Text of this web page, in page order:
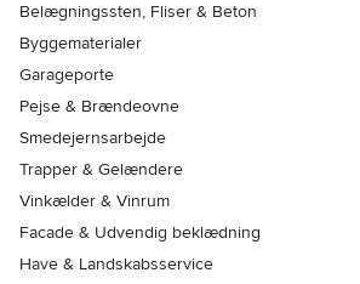
Belægningssten, Fliser & Beton
Byggematerialer
Garageporte
Pejse & Brændeovne
Smedejernsarbejde
Trapper & Gelændere
Vinkælder & Vinrum
Facade & Udvendig beklædning
Have & Landskabsservice